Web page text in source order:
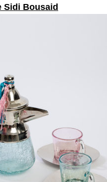
Sidi Bousaid